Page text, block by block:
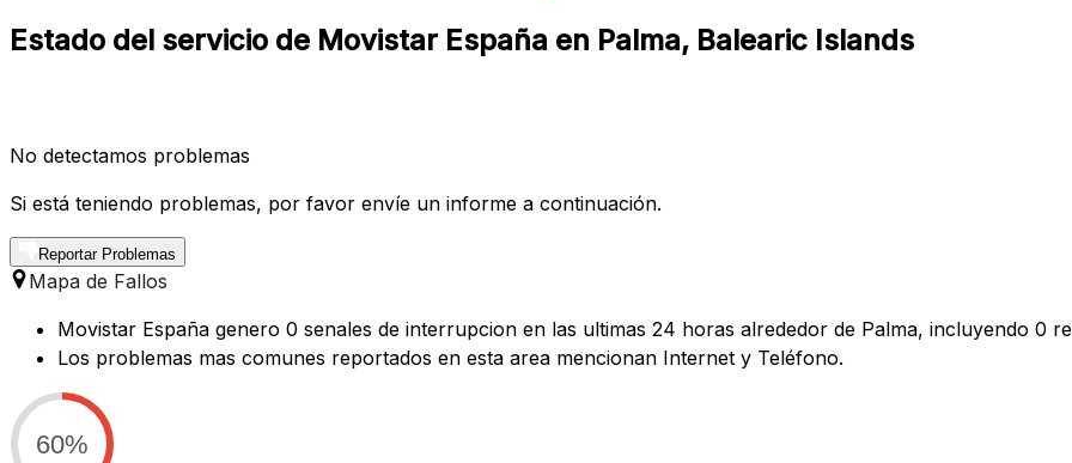
Estado del servicio de Movistar España en Palma, Balearic Islands
No detectamos problemas
Si está teniendo problemas, por favor envíe un informe a continuación.
Reportar Problemas
Mapa de Fallos
Movistar España genero 0 senales de interrupcion en las ultimas 24 horas alrededor de Palma, incluyendo 0
Los problemas mas comunes reportados en esta area mencionan Internet y Teléfono.
60%